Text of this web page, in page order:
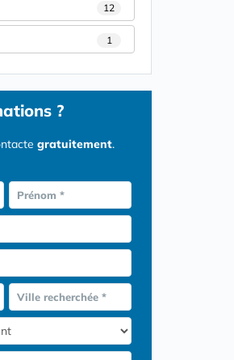
12
1
?
gratuitement.
Prénom *
Ville recherchée *